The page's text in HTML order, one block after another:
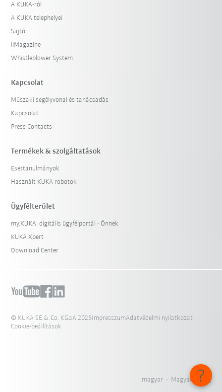
A KUKA-ról
A KUKA telephelyei
Sajtó
iiMagazine
Whistleblower System
Kapcsolat
Műszaki segélyvonal és tanácsadás
Kapcsolat
Press Contacts
Termékek & szolgáltatások
Esettanulmányok
Használt KUKA robotok
Ügyfélterület
my.KUKA: digitális ügyfélportál - Önnek
KUKA Xpert
Download Center
© KUKA SE & Co. KGaA 2026ImpresszumAdatvédelmi nyilatkozat
Cookie-beállítások
magyar - Magyarország